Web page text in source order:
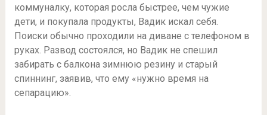
коммуналку, которая росла быстрее, чем чужие
дети, и покупала продукты, Вадик искал себя.
Поиски обычно проходили на диване с телефоном в
руках. Развод состоялся, но Вадик не спешил
забирать с балкона зимнюю резину и старый
спиннинг, заявив, что ему «нужно время на
сепарацию».